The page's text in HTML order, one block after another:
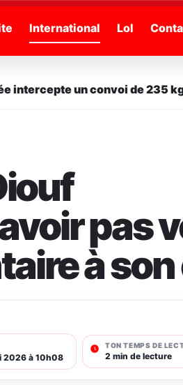
International Lol
un convoi de 235 kg
pas
à son
2026 à 10h08
TON TEMPS DE
2 min de lecture